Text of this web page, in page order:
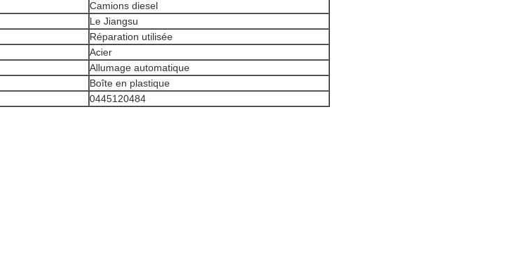
Camions diesel
Le Jiangsu
Réparation utilisée
Acier
Allumage automatique
Boîte en plastique
0445120484